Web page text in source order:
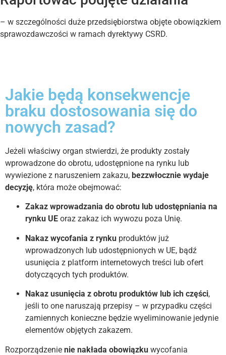
– w szczególności duże przedsiębiorstwa objęte obowiązkiem
sprawozdawczości w ramach dyrektywy CSRD.
Jakie będą konsekwencje
braku dostosowania się do
nowych zasad?
Jeżeli właściwy organ stwierdzi, że produkty zostały
wprowadzone do obrotu, udostępnione na rynku lub
wywiezione z naruszeniem zakazu, bezzwłocznie wydaje
decyzję, która może obejmować:
Zakaz wprowadzania do obrotu lub udostępniania na
rynku UE oraz zakaz ich wywozu poza Unię.
Nakaz wycofania z rynku produktów już
wprowadzonych lub udostępnionych w UE, bądź
usunięcia z platform internetowych treści lub ofert
dotyczących tych produktów.
Nakaz usunięcia z obrotu produktów lub ich części,
jeśli to one naruszają przepisy – w przypadku części
zamiennych konieczne będzie wyeliminowanie jedynie
elementów objętych zakazem.
Rozporządzenie nie nakłada obowiązku wycofania